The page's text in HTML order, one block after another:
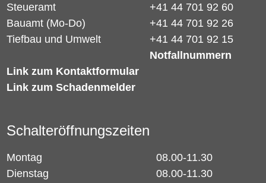
Steueramt
+41 44 701 92 60
Bauamt (Mo-Do)
+41 44 701 92 26
Tiefbau und Umwelt
Link zum Kontaktformular
Link zum Schadenmelder
+41 44 701 92 15
Notfallnummern
Schalteröffnungszeiten
Montag
08.00-11.30
Dienstag
08.00-11.30